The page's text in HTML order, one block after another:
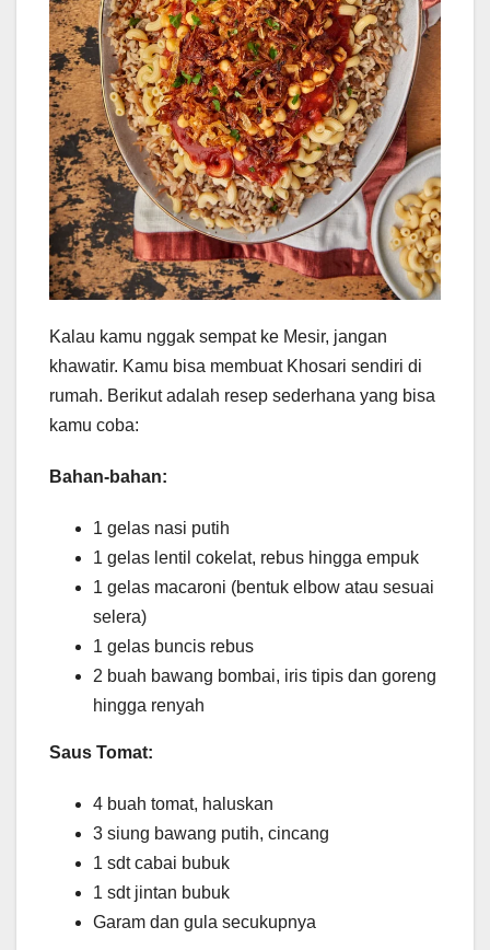
Kalau kamu nggak sempat ke Mesir, jangan
khawatir. Kamu bisa membuat Khosari sendiri di
rumah. Berikut adalah resep sederhana yang bisa
kamu coba:
Bahan-bahan:
1 gelas nasi putih
1 gelas lentil cokelat, rebus hingga empuk
1 gelas macaroni (bentuk elbow atau sesuai
selera)
1 gelas buncis rebus
2 buah bawang bombai, iris tipis dan goreng
hingga renyah
Saus Tomat:
4 buah tomat, haluskan
3 siung bawang putih, cincang
1 sdt cabai bubuk
1 sdt jintan bubuk
Garam dan gula secukupnya